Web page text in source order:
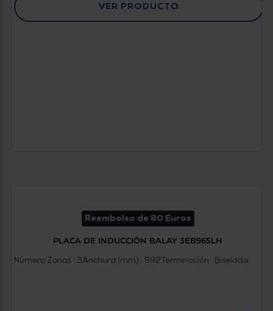
VER PRODUCTO
Reembolso de 80 Euros
PLACA DE INDUCCIÓN BALAY 3EB965LH
Número Zonas : 3Anchura (mm) : 592Terminación : Biselada